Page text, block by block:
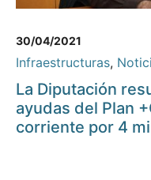
30/04/2021
Infraestructuras,
La Diputación
ayudas del Plan
corriente por 4